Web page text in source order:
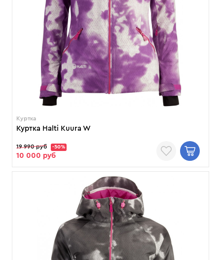
Куртка
Куртка Halti Kuura W
19 990 руб -50%
10 000 руб